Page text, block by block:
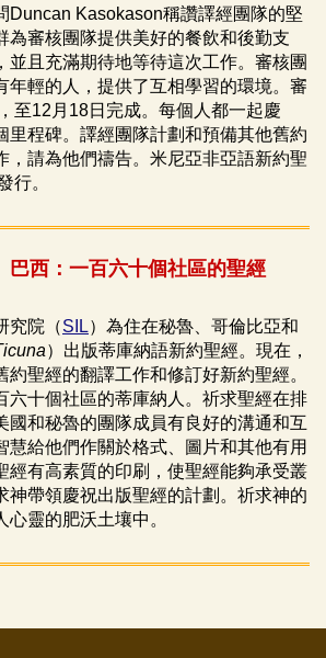
Duncan Kasokason稱讚譯經團隊的堅
為審核團隊提供美好的餐飲和後勤支
並且充滿期待地等待這次工作。審核團
年輕的人，提供了互相學習的環境。審
至12月18日完成。每個人都一起慶
里程碑。譯經團隊計劃和預備其他舊約
，請為他們禱告。米尼亞非亞語新約聖
行。
巴西：一百六十個社區的聖經
究院（SIL）為住在秘魯、哥倫比亞和
）出版蒂庫納語新約聖經。現在，
約聖經的翻譯工作和修訂好新約聖經。
六十個社區的蒂庫納人。祈求聖經在排
國和秘魯的團隊成員有良好的溝通和互
慧給他們作關於格式、圖片和其他有用
經有高素質的印刷，使聖經能夠承受叢
神帶領慶祝出版聖經的計劃。祈求神的
靈的肥沃土壤中。